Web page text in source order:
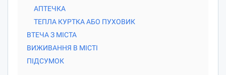
АПТЕЧКА
ТЕПЛА КУРТКА АБО ПУХОВИК
ВТЕЧА З МІСТА
ВИЖИВАННЯ В МІСТІ
ПІДСУМОК